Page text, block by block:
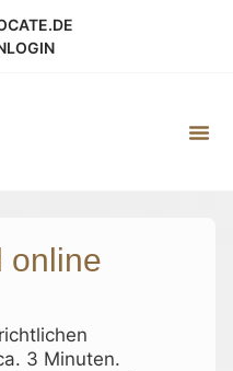
online
3 Minuten.